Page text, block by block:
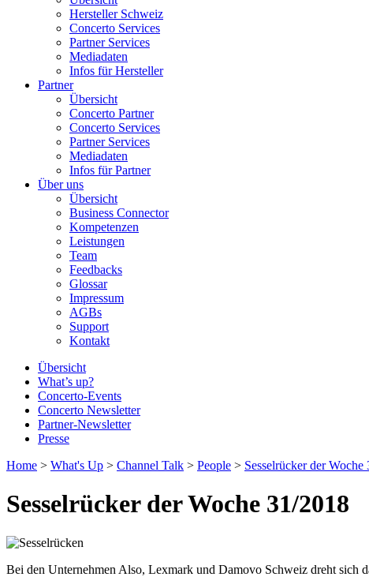
Hersteller Schweiz
Concerto Services
Partner Services
Mediadaten
Infos für Hersteller
Partner
Übersicht
Concerto Partner
Concerto Services
Partner Services
Mediadaten
Infos für Partner
Über uns
Übersicht
Business Connector
Kompetenzen
Leistungen
Team
Feedbacks
Glossar
Impressum
AGBs
Support
Kontakt
Übersicht
What’s up?
Concerto-Events
Concerto Newsletter
Partner-Newsletter
Presse
Home > What's Up > Channel Talk > People > Sesselrücker der Woche
Sesselrücker der Woche 31/2018
Bei den Unternehmen Also, Lexmark und Damovo Schweiz dreht sich